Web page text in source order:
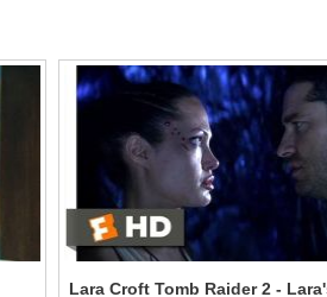
Lara Croft Tomb Raider 2 -